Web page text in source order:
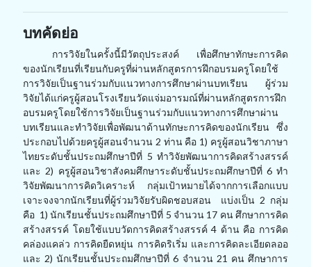
บทคัดย่อ
การวิจัยในครั้งนี้มีวัตถุประสงค์ เพื่อศึกษาทักษะการคิด
ของนักเรียนที่เรียนกับครูที่ผ่านหลักสูตรการฝึกอบรมครูโดยใช้
การวิจัยเป็นฐานร่วมกับแนวทางการศึกษาผ่านบทเรียน ผู้ร่วม
วิจัยได้แก่ครูผู้สอนโรงเรียนวัดแจ่มอารมณ์ที่ผ่านหลักสูตรการฝึก
อบรมครูโดยใช้การวิจัยเป็นฐานร่วมกับแนวทางการศึกษาผ่าน
บทเรียนและทำวิจัยเพื่อพัฒนาด้านทักษะการคิดของนักเรียน ซึ่ง
ประกอบไปด้วยครูผู้สอนจำนวน 2 ท่าน คือ 1) ครูผู้สอนวิชาภาษา
ไทยระดับชั้นประถมศึกษาปีที่ 5 ทำวิจัยพัฒนาการคิดสร้างสรรค์
และ 2) ครูผู้สอนวิชาสังคมศึกษาระดับชั้นประถมศึกษาปีที่ 6 ทำ
วิจัยพัฒนาการคิดวิเคราะห์ กลุ่มเป้าหมายได้จากการเลือกแบบ
เจาะจงจากนักเรียนที่ผู้ร่วมวิจัยรับผิดชอบสอน แบ่งเป็น 2 กลุ่ม
คือ 1) นักเรียนชั้นประถมศึกษาปีที่ 5 จำนวน 17 คน ศึกษาการคิด
สร้างสรรค์ โดยใช้แบบวัดการคิดสร้างสรรค์ 4 ด้าน คือ การคิด
คล่องแคล่ว การคิดยืดหยุ่น การคิดริเริ่ม และการคิดละเอียดลออ
และ 2) นักเรียนชั้นประถมศึกษาปีที่ 6 จำนวน 21 คน ศึกษาการ